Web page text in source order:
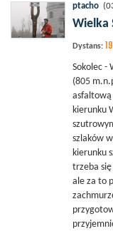
ptacho
Wielka
Dystans:
Sokolec -
(805
asfaltową
kierunku
szlaków
kierunku
trzeba
ale za to